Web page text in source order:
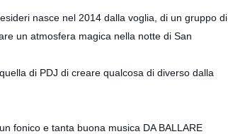
nasce nel 2014 dalla voglia, di un gruppo di
un atmosfera magica nella notte di San
di PDJ di creare qualcosa di diverso dalla
fonico e tanta buona musica DA BALLARE